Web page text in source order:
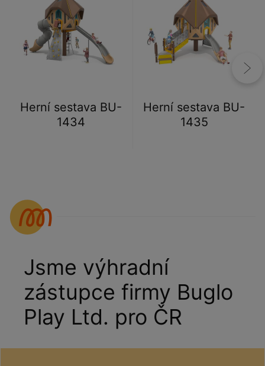
Herní sestava BU-
1434
Herní sestava BU-
1435
Jsme výhradní
zástupce firmy Buglo
Play Ltd. pro ČR